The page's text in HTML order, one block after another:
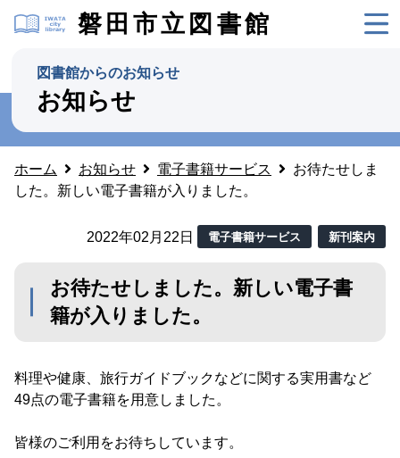
磐田市立図書館
図書館からのお知らせ
お知らせ
ホーム お知らせ 電子書籍サービス
お待たせしま
した。新しい電子書籍が入りました。
2022年02月22日 電子書籍サービス 新刊案内
お待たせしました。新しい電子書
籍が入りました。
料理や健康、旅行ガイドブックなどに関する実用書など
49点の電子書籍を用意しました。
皆様のご利用をお待ちしています。